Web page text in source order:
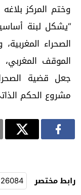
وختم المركز بلاغه
“يشكل لبنة
الصحراء
الموقف
جعل قضية
مشروع الحكم
رابط مختصر